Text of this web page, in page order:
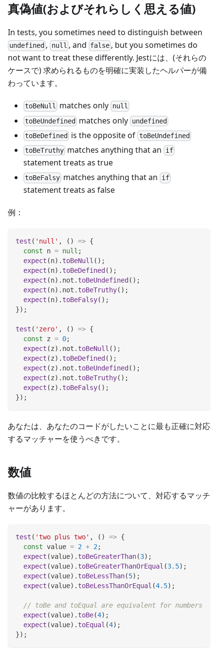
真偽値(およびそれらしく思える値)
In tests, you sometimes need to distinguish between
undefined , null , and false , but you sometimes do
not want to treat these differently. Jestには、(それらの
ケースで) 求められるものを明確に実装したヘルパーが備
わっています。
toBeNull matches only null
toBeUndefined
matches only undefined
toBeDefined
is the opposite of toBeUndefined
toBeTruthy matches anything that an if
statement treats as true
toBeFalsy matches anything that an if
statement treats as false
例：
test ( 'null' , ( ) => {
const n = null ;
expect (n) . toBeNull ( ) ;
expect (n) . toBeDefined ( ) ;
expect (n) . not . toBeUndefined ( ) ;
expect (n) . not . toBeTruthy( ) ;
expect (n) . toBeFalsy( ) ;
}) ;
test ( 'zero' , ( ) => {
const z = 0;
expect (z) . not . toBeNull ( ) ;
expect (z) . toBeDefined ( ) ;
expect (z) . not . toBeUndefined ( ) ;
expect (z) . not . toBeTruthy( ) ;
expect (z) . toBeFalsy( ) ;
}) ;
あなたは、あなたのコードがしたいことに最も正確に対応
するマッチャーを使うべきです。
数値
数値の比較するほとんどの方法について、対応するマッチ
ャーがあります。
test ( 'two plus two' , ( ) => {
const value = 2 + 2;
expect (value) . toBeGreaterThan(3) ;
expect (value) . toBeGreaterThanOrEqual (3.5) ;
expect (value) . toBeLessThan(5) ;
expect (value) . toBeLessThanOrEqual (4.5) ;
// toBe and toEqual are equivalent for numbers
expect (value) . toBe(4) ;
expect (value) . toEqual (4) ;
}) ;